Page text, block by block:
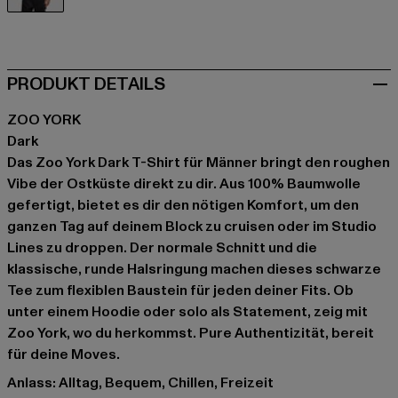
PRODUKT DETAILS
ZOO YORK
Dark
Das Zoo York Dark T-Shirt für Männer bringt den roughen
Vibe der Ostküste direkt zu dir. Aus 100% Baumwolle
gefertigt, bietet es dir den nötigen Komfort, um den
ganzen Tag auf deinem Block zu cruisen oder im Studio
Lines zu droppen. Der normale Schnitt und die
klassische, runde Halsringung machen dieses schwarze
Tee zum flexiblen Baustein für jeden deiner Fits. Ob
unter einem Hoodie oder solo als Statement, zeig mit
Zoo York, wo du herkommst. Pure Authentizität, bereit
für deine Moves.
Anlass: Alltag, Bequem, Chillen, Freizeit